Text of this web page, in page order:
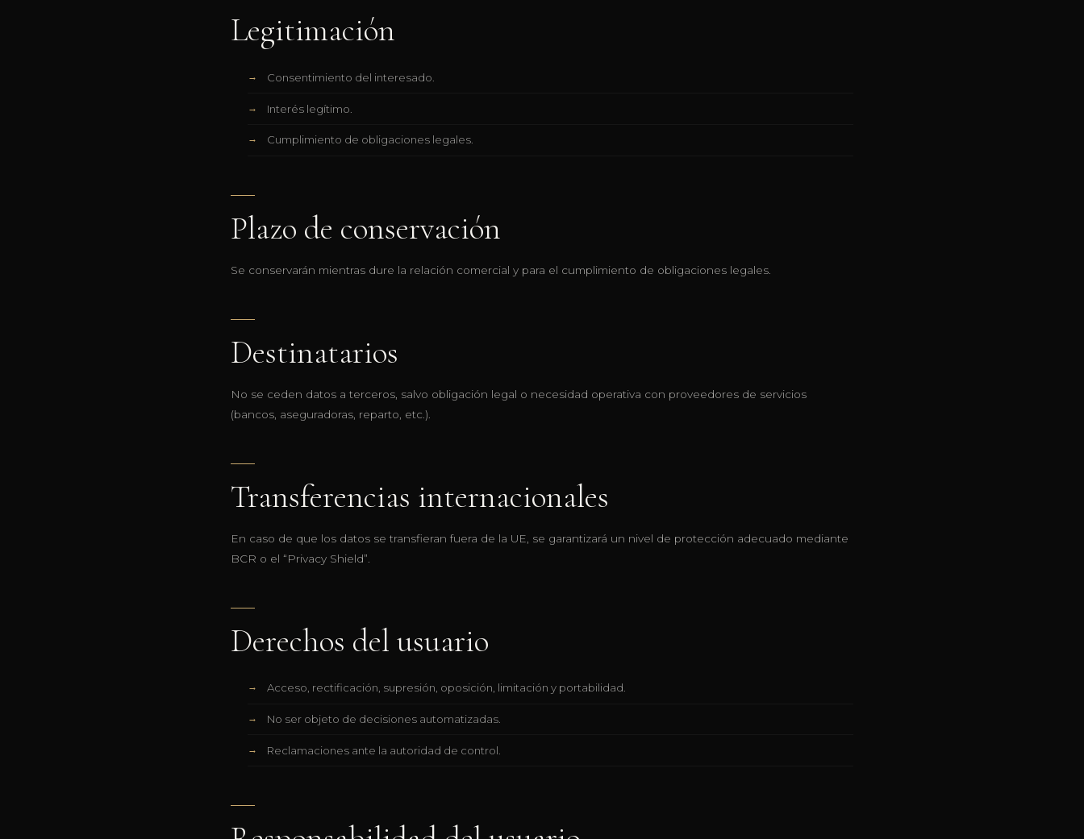
Legitimación
Consentimiento del interesado.
Interés legítimo.
Cumplimiento de obligaciones legales.
Plazo de conservación
Se conservarán mientras dure la relación comercial y para el cumplimiento de obligaciones legales.
Destinatarios
No se ceden datos a terceros, salvo obligación legal o necesidad operativa con proveedores de servicios
(bancos, aseguradoras, reparto, etc.).
Transferencias internacionales
En caso de que los datos se transfieran fuera de la UE, se garantizará un nivel de protección adecuado mediante
BCR o el “Privacy Shield”.
Derechos del usuario
Acceso, rectificación, supresión, oposición, limitación y portabilidad.
No ser objeto de decisiones automatizadas.
Reclamaciones ante la autoridad de control.